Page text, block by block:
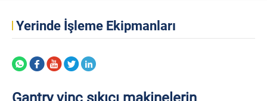
Yerinde İşleme Ekipmanları